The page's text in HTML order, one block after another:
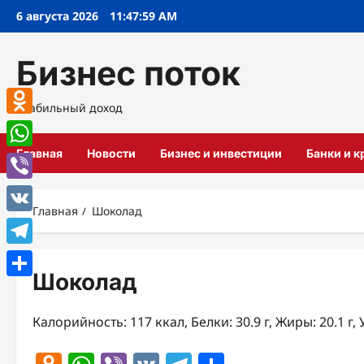
Перейти
6 августа 2026 11:48:00 AM
Бизнес поток
Стабильный доход
Главная Новости Бизнес и инвестиции Банки и
Главная Шоколад
Шоколад
Калорийность: 117 ккал, Белки: 30.9 г, Жиры: 20.1 г,
Odnoklassniki
WhatsApp
Viber
VK
Telegram
Отправить